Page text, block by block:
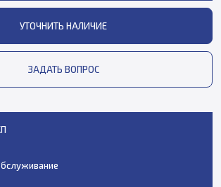
УТОЧНИТЬ НАЛИЧИЕ
ЗАДАТЬ ВОПРОС